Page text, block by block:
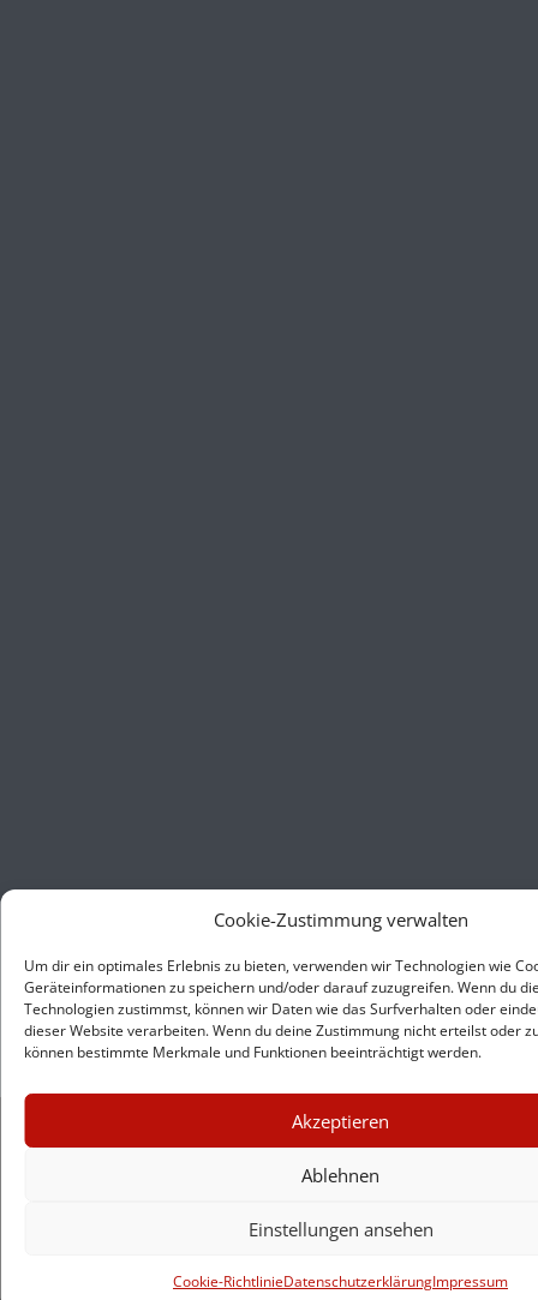
Cookie-Zustimmung verwalten
Um dir ein optimales Erlebnis zu bieten, verwenden wir Technologien wie
Geräteinformationen zu speichern und/oder darauf zuzugreifen. Wenn du
Technologien zustimmst, können wir Daten wie das Surfverhalten oder
dieser Website verarbeiten. Wenn du deine Zustimmung nicht erteilst oder
können bestimmte Merkmale und Funktionen beeinträchtigt werden.
Akzeptieren
Ablehnen
Einstellungen ansehen
Cookie-RichtlinieDatenschutzerklärungImpressum
×